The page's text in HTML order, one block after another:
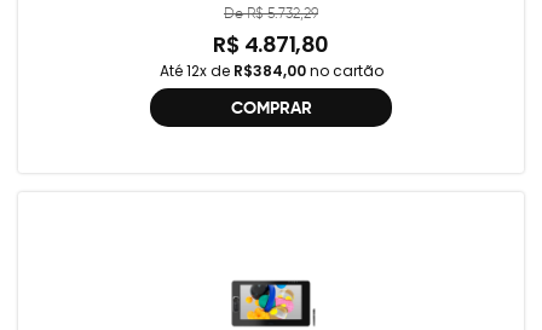
One , 2ª geração
De R$ 5.732,29
R$ 4.871,80
Até 12x de R$384,00no cartão
COMPRAR